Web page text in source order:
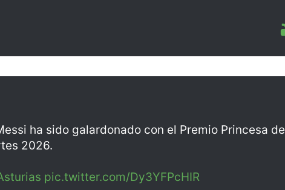
ha sido galardonado con el Premio Princesa de
2026.
pic.twitter.com/Dy3YFPcHIR